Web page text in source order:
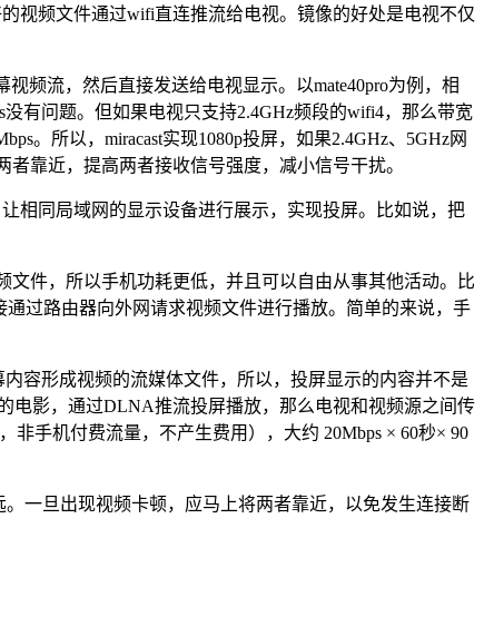
视频文件通过wifi直连推流给电视。镜像的好处是电视不仅
频流，然后直接发送给电视显示。以mate40pro为例，相
有问题。但如果电视只支持2.4GHz频段的wifi4，那么带宽
。所以，miracast实现1080p投屏，如果2.4GHz、5GHz网
靠近，提高两者接收信号强度，减小信号干扰。
相同局域网的显示设备进行展示，实现投屏。比如说，把
件，所以手机功耗更低，并且可以自由从事其他活动。比
过路由器向外网请求视频文件进行播放。简单的来说，手
容形成视频的流媒体文件，所以，投屏显示的内容并不是
电影，通过DLNA推流投屏播放，那么电视和视频源之间传
非手机付费流量，不产生费用），大约 20Mbps × 60秒× 90
一旦出现视频卡顿，应马上将两者靠近，以免发生连接断